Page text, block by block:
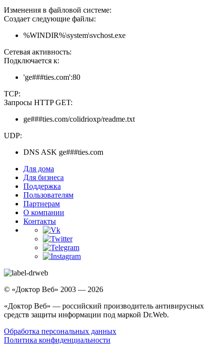
Изменения в файловой системе:
Создает следующие файлы:
%WINDIR%\system\svchost.exe
Сетевая активность:
Подключается к:
'ge###ties.com':80
TCP:
Запросы HTTP GET:
ge###ties.com/colidrioxp/readme.txt
UDP:
DNS ASK ge###ties.com
Для дома
Для бизнеса
Поддержка
Пользователям
Партнерам
О компании
Контакты
© «Доктор Веб» 2003 — 2026
«Доктор Веб» — российский производитель антивирусных
средств защиты информации под маркой Dr.Web.
Обработка персональных данных
Политика конфиденциальности